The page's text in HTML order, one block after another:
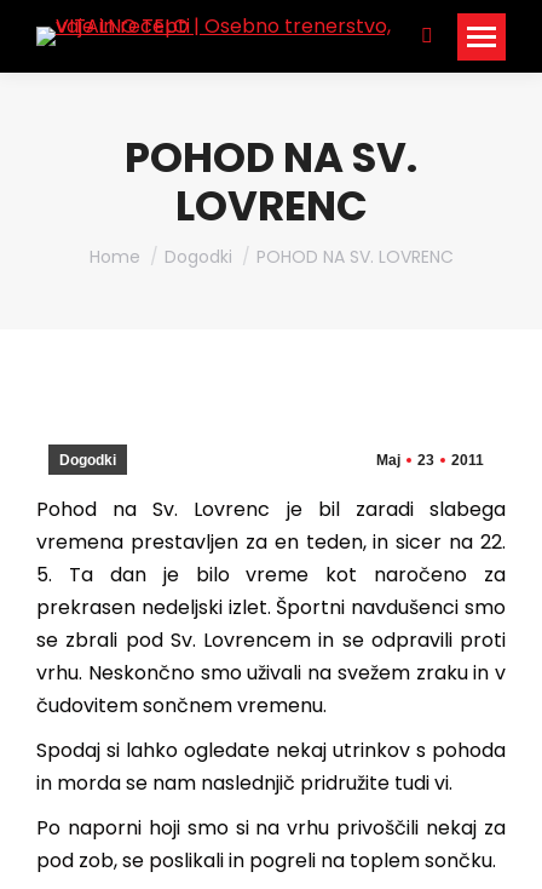
Search:
POHOD NA SV.
LOVRENC
You are here:
Home Dogodki POHOD NA SV. LOVRENC
Maj 23 2011
Dogodki
Pohod na Sv. Lovrenc je bil zaradi slabega
vremena prestavljen za en teden, in sicer na 22.
5. Ta dan je bilo vreme kot naročeno za
prekrasen nedeljski izlet. Športni navdušenci smo
se zbrali pod Sv. Lovrencem in se odpravili proti
vrhu. Neskončno smo uživali na svežem zraku in v
čudovitem sončnem vremenu.
Spodaj si lahko ogledate nekaj utrinkov s pohoda
in morda se nam naslednjič pridružite tudi vi.
Po naporni hoji smo si na vrhu privoščili nekaj za
pod zob, se poslikali in pogreli na toplem sončku.